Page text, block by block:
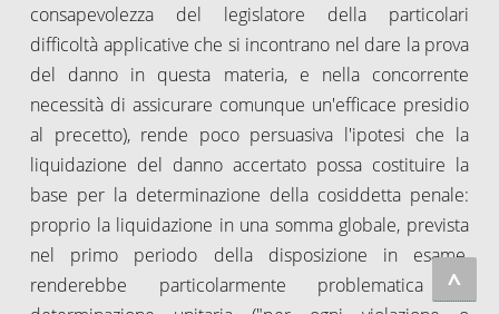
consapevolezza del legislatore della particolari
difficoltà applicative che si incontrano nel dare la prova
del danno in questa materia, e nella concorrente
necessità di assicurare comunque un'efficace presidio
al precetto), rende poco persuasiva l'ipotesi che la
liquidazione del danno accertato possa costituire la
base per la determinazione della cosiddetta penale:
proprio la liquidazione in una somma globale, prevista
nel primo periodo della disposizione in esame,
renderebbe particolarmente problematica la
^